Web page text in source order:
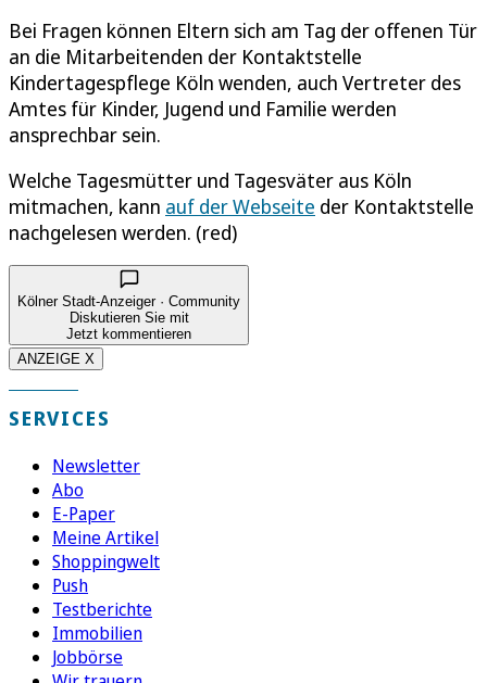
Bei Fragen können Eltern sich am Tag der offenen Tür
an die Mitarbeitenden der Kontaktstelle
Kindertagespflege Köln wenden, auch Vertreter des
Amtes für Kinder, Jugend und Familie werden
ansprechbar sein.
Welche Tagesmütter und Tagesväter aus Köln
mitmachen, kann auf der Webseite der Kontaktstelle
nachgelesen werden. (red)
Kölner Stadt-Anzeiger · Community
Diskutieren Sie mit
Jetzt kommentieren
ANZEIGE X
SERVICES
Newsletter
Abo
E-Paper
Meine Artikel
Shoppingwelt
Push
Testberichte
Immobilien
Jobbörse